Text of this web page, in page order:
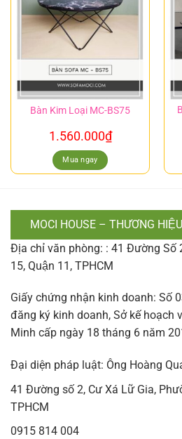
Bàn Kim Loại MC-BS75
1.560.000₫
Mua ngay
MOCI HOUSE – THƯƠNG
Địa chỉ văn phòng: : 41 Đường Số
15, Quận 11, TPHCM
Giấy chứng nhận kinh doanh: Số
đăng ký kinh doanh, Sở kế hoạch
Minh cấp ngày 18 tháng 6 năm
Đại diện pháp luật: Ông Hoàng
41 Đường số 2, Cư Xá Lữ Gia,
TPHCM
0915 814 004